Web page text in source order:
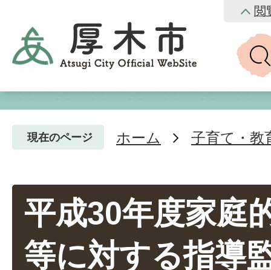
閲
現在のページ ホーム 子育て・教
平成30年度家庭
等に対する指導